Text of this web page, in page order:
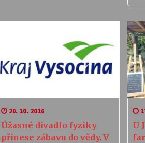
20. 10. 2016
Úžasné divadlo fyziky
přinese zábavu do vědy. V
U